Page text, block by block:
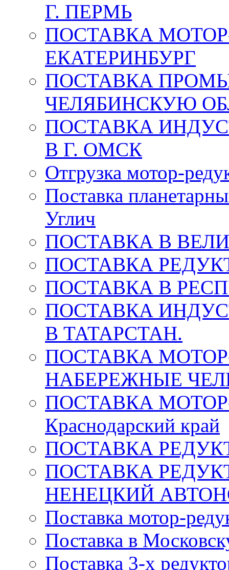
Г. ПЕРМЬ
ПОСТАВКА
ЕКАТЕРИНБУРГ
ПОСТАВКА
ЧЕЛЯБИНСКУЮ
ПОСТАВКА
В Г. ОМСК
Отгрузка мотор-
Поставка
Углич
ПОСТАВКА В
ПОСТАВКА
ПОСТАВКА В
ПОСТАВКА
В ТАТАРСТАН.
ПОСТАВКА
НАБЕРЕЖНЫЕ
ПОСТАВКА
Краснодарский край
ПОСТАВКА
ПОСТАВКА
НЕНЕЦКИЙ
Поставка мотор-
Поставка в
Поставка 3-х